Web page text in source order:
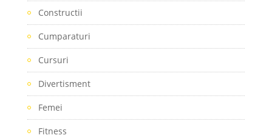
Constructii
Cumparaturi
Cursuri
Divertisment
Femei
Fitness